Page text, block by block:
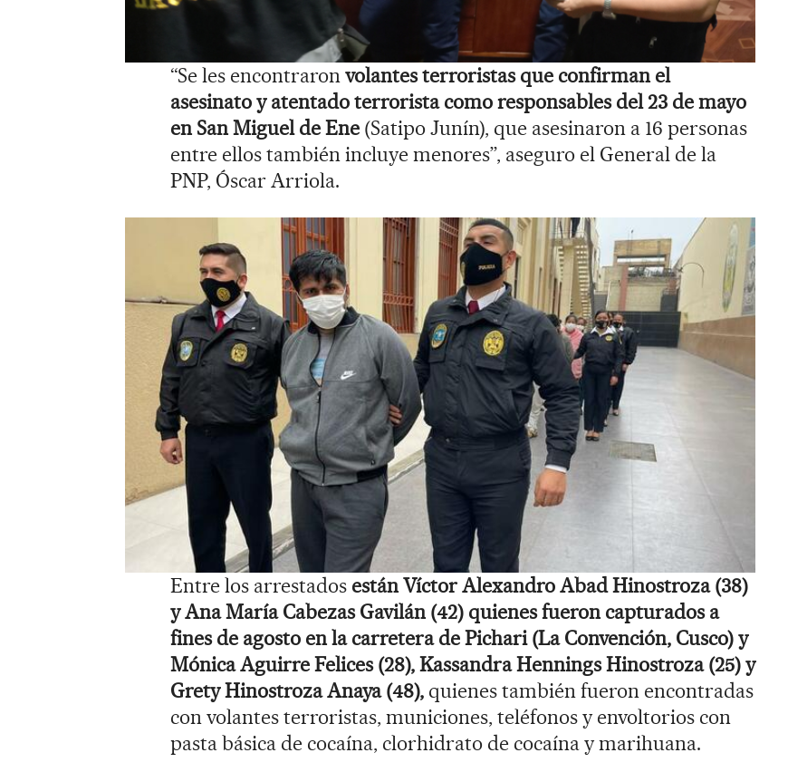
“Se les encontraronvolantes terroristas que confirman el
asesinato y atentado terrorista como responsables del 23 de mayo
en San Miguel de Ene (Satipo Junín), que asesinaron a 16 personas
entre ellos también incluye menores”, aseguro el General de la
PNP, Óscar Arriola.
Entre los arrestados están Víctor Alexandro Abad Hinostroza (38)
y Ana María Cabezas Gavilán (42) quienes fueron capturados a
fines de agosto en la carretera de Pichari (La Convención, Cusco) y
Mónica Aguirre Felices (28), Kassandra Hennings Hinostroza (25) y
Grety Hinostroza Anaya (48), quienes también fueron encontradas
con volantes terroristas, municiones, teléfonos y envoltorios con
pasta básica de cocaína, clorhidrato de cocaína y marihuana.